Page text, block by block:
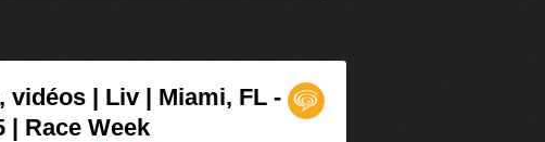
vidéos | Liv | Miami, FL -
| Race Week